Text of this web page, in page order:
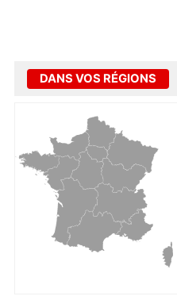
DANS VOS RÉGIONS